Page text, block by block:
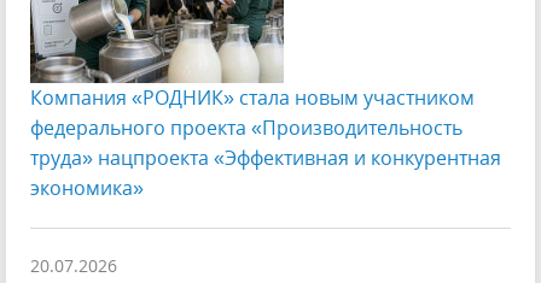
Компания «РОДНИК» стала новым участником
федерального проекта «Производительность
труда» нацпроекта «Эффективная и конкурентная
экономика»
20.07.2026